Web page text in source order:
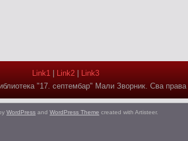
Link1| Link2|
Link3
"17. септембар" Мали Зворник. Сва
WordPress and WordPress Theme created with Artisteer.